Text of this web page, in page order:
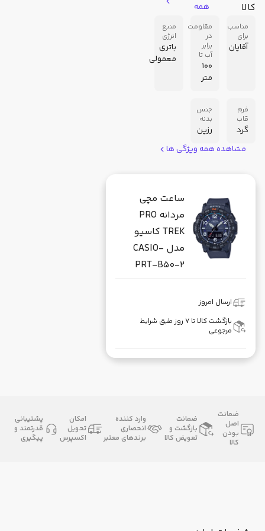
کالا
همه
مناسب
برای
آقایان
مقاومت
در
برابر
آب تا
100
متر
منبع
انرژی
باتری
معمولی
فرم
قاب
گرد
جنس
بدنه
رزین
مشاهده همه ویژگی ها
ساعت مچی
مردانه PRO
TREK کاسیو
مدل CASIO-
PRT-B50-2
ارسال امروز
بازگشت کالا تا ۷ روز طبق شرایط
مرجوعی
ضمانت
اصل
بودن
کالا
ضمانت
بازگشت و
تعویض کالا
وارد کننده
انحصاری
برندهای معتبر
امکان
تحویل
اکسپرس
پشتیبانی
قدرتمند و
پیگیری